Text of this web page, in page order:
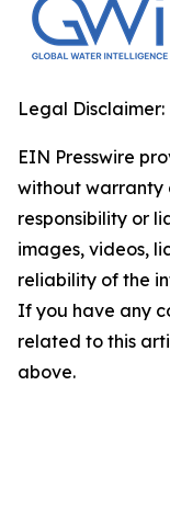
Legal Disclaimer:
EIN Presswire
without warranty
responsibility or
images, videos,
reliability of the
If you have any
related to this
above.